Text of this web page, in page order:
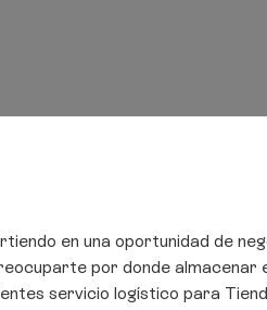
en una oportunidad de
por donde
servicio logístico para